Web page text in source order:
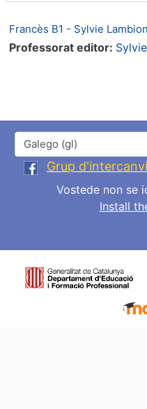
Francès B1 - Sylvie Lambion
Professorat editor:
Idioma
Grup
Vostede non se
Install